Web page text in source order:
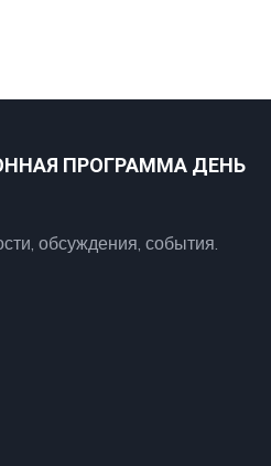
ПРОГРАММА ДЕНЬ
обсуждения, события.